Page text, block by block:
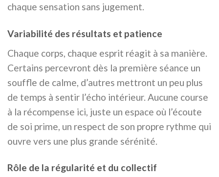
chaque sensation sans jugement.
Variabilité des résultats et patience
Chaque corps, chaque esprit réagit à sa manière.
Certains percevront dès la première séance un
souffle de calme, d’autres mettront un peu plus
de temps à sentir l’écho intérieur. Aucune course
à la récompense ici, juste un espace où l’écoute
de soi prime, un respect de son propre rythme qui
ouvre vers une plus grande sérénité.
Rôle de la régularité et du collectif